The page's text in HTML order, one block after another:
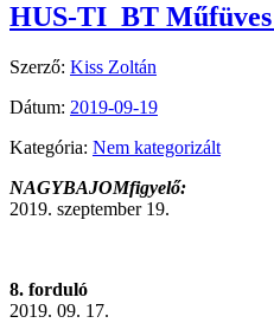
HUS-TI BT Műfüves
Szerző: Kiss Zoltán
Dátum: 2019-09-19
Kategória: Nem kategorizált
NAGYBAJOMfigyelő:
2019. szeptember 19.
8. forduló
2019. 09. 17.